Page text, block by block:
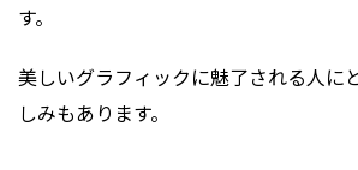
す。
美しいグラフィックに魅了される人に
しみもあります。